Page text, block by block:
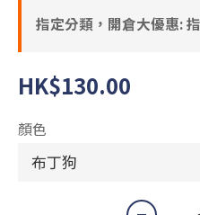
指定分類，開倉大優惠:
HK$130.00
顏色